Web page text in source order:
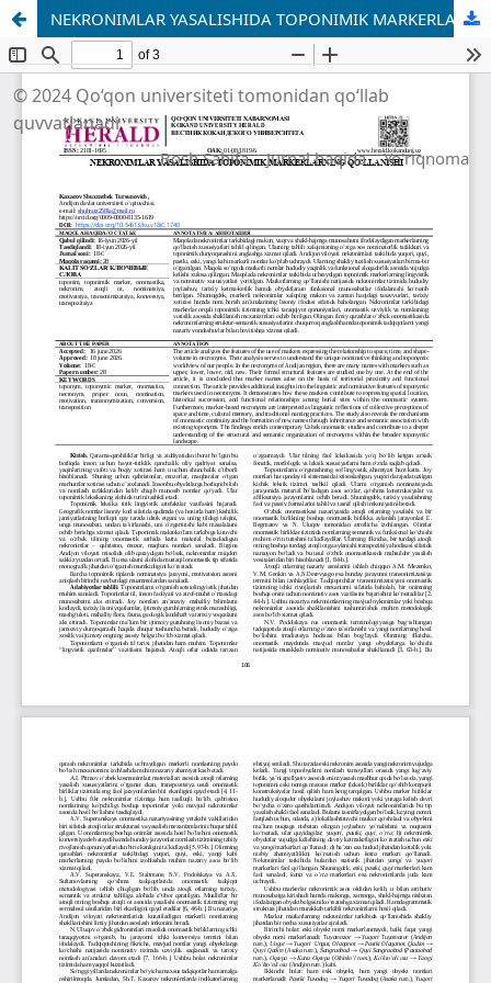
NEKRONIMLAR YASALISHIDA TOPONIMIK MARKERLARNING QO‘LLANISHI
© 2024 Qo‘qon universiteti tomonidan qo‘llab
quvvatlanadi
Bosh Sahifa Jurnal haqida Yo'riqnoma